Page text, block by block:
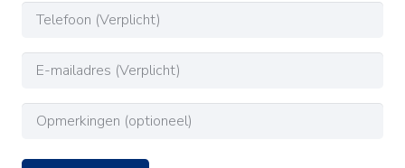
Telefoon
(Vereist)
Opmerkingen